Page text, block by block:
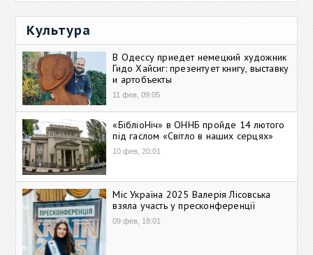
Культура
В Одессу приедет немецкий художник
Гидо Хайсиг: презентует книгу, выставку
и артобъекты
11 фев, 09:05
«БібліоНіч» в ОННБ пройде 14 лютого
під гаслом «Світло в наших серцях»
10 фев, 20:01
Міс Україна 2025 Валерія Лісовська
взяла участь у пресконференції
09 фев, 18:01